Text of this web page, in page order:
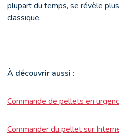
plupart du temps, se révèle
classique.
À découvrir aussi :
Commande de pellets en
Commander du pellet sur